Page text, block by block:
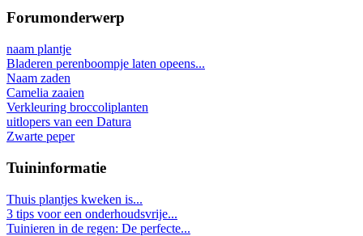
Forumonderwerp
naam plantje
Bladeren perenboompje laten opeens...
Naam zaden
Camelia zaaien
Verkleuring broccoliplanten
uitlopers van een Datura
Zwarte peper
Tuininformatie
Thuis plantjes kweken is...
3 tips voor een onderhoudsvrije...
Tuinieren in de regen: De perfecte...